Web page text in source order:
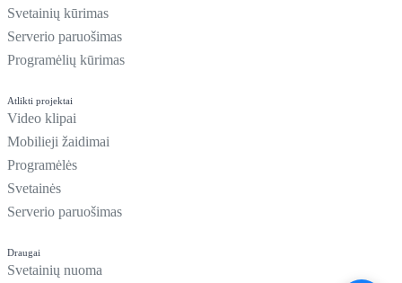
Svetainių kūrimas
Serverio paruošimas
Programėlių kūrimas
Atlikti projektai
Video klipai
Mobilieji žaidimai
Programėlės
Svetainės
Serverio paruošimas
Draugai
Svetainių nuoma